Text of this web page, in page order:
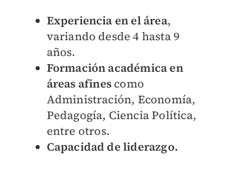
Experiencia en el área,
variando desde 4 hasta 9
años.
Formación académica en
áreas afinescomo
Administración, Economía,
Pedagogía, Ciencia Política,
entre otros.
Capacidad de liderazgo.